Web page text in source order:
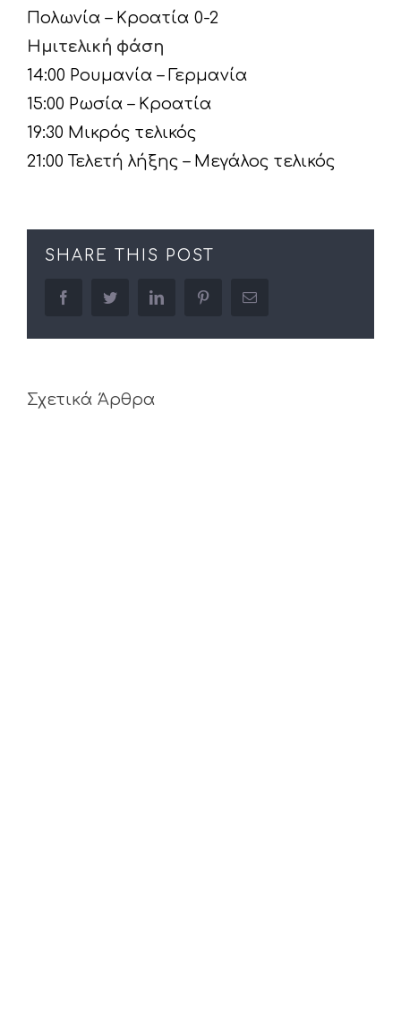
Πολωνία – Κροατία 0-2
Ημιτελική φάση
14:00 Ρουμανία – Γερμανία
15:00 Ρωσία – Κροατία
19:30 Μικρός τελικός
21:00 Τελετή λήξης – Μεγάλος τελικός
SHARE THIS POST
facebooktwitter linkedin pinterestEmail
Σχετικά Άρθρα